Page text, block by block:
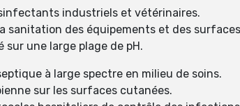
industriels et vétérinaires.
sanitation des équipements et des
une large plage de pH.
à large spectre en milieu de soins.
sur les surfaces cutanées.